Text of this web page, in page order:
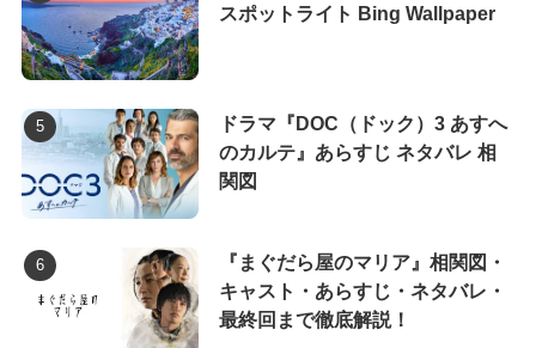
スポットライト Bing Wallpaper
ドラマ『DOC（ドック）3 あすへ
のカルテ』あらすじ ネタバレ 相
関図
『まぐだら屋のマリア』相関図・
キャスト・あらすじ・ネタバレ・
最終回まで徹底解説！